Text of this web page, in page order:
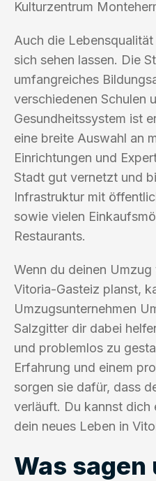
Kulturzentrum
Auch die
sich sehen lassen. Die
umfangreiches
verschiedenen Schulen
Gesundheitssystem ist
eine breite Auswahl an
Einrichtungen und
Stadt gut vernetzt und
Infrastruktur mit
sowie vielen
Restaurants.
Wenn du deinen
Vitoria-Gasteiz planst,
Umzugsunternehmen
Salzgitter dir dabei
und problemlos zu
Erfahrung und einem
sorgen sie dafür, dass
verläuft. Du kannst dich
dein neues Leben in
Was sagen